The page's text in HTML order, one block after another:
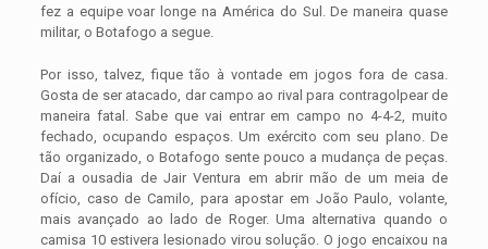
fez a equipe voar longe na América do Sul. De maneira quase
militar, o Botafogo a segue.
Por isso, talvez, fique tão à vontade em jogos fora de casa.
Gosta de ser atacado, dar campo ao rival para contragolpear de
maneira fatal. Sabe que vai entrar em campo no 4-4-2, muito
fechado, ocupando espaços. Um exército com seu plano. De
tão organizado, o Botafogo sente pouco a mudança de peças.
Daí a ousadia de Jair Ventura em abrir mão de um meia de
ofício, caso de Camilo, para apostar em João Paulo, volante,
mais avançado ao lado de Roger. Uma alternativa quando o
camisa 10 estivera lesionado virou solução. O jogo encaixou na